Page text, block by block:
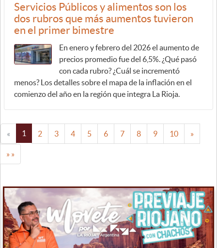
Servicios Públicos y alimentos son los
dos rubros que más aumentos tuvieron
en el primer bimestre
En enero y febrero del 2026 el aumento de
precios promedio fue del 6,5%. ¿Qué pasó
con cada rubro? ¿Cuál se incrementó
menos? Los detalles sobre el mapa de la inflación en el
comienzo del año en la región que integra La Rioja.
« 1 2 3 4 5 6 7 8 9 10 »
» »